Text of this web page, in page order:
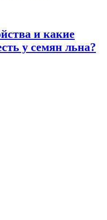
и какие
у семян льна?